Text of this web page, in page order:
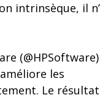
intrinsèque, il
les
Le